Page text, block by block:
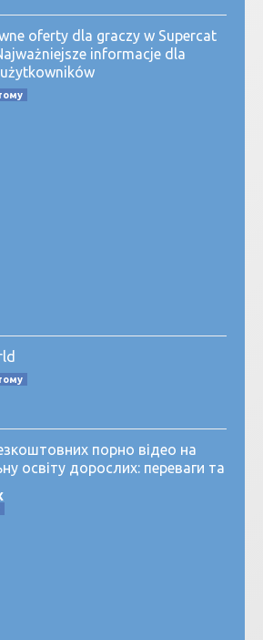
oferty dla graczy w Supercat
informacje dla
порно відео на
освіту дорослих: переваги та